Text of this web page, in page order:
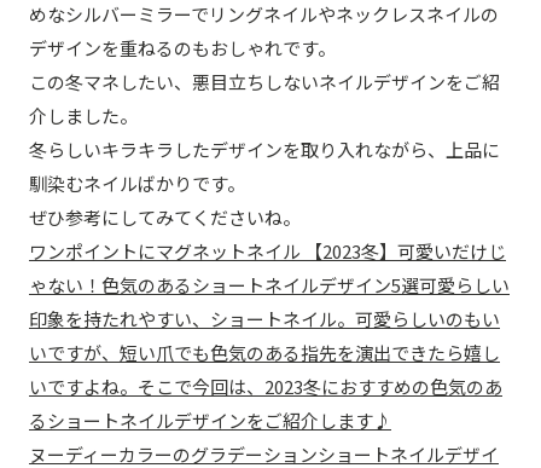
めなシルバーミラーでリングネイルやネックレスネイルの
デザインを重ねるのもおしゃれです。
この冬マネしたい、悪目立ちしないネイルデザインをご紹
介しました。
冬らしいキラキラしたデザインを取り入れながら、上品に
馴染むネイルばかりです。
ぜひ参考にしてみてくださいね。
ワンポイントにマグネットネイル 【2023冬】可愛いだけじ
ゃない！色気のあるショートネイルデザイン5選可愛らしい
印象を持たれやすい、ショートネイル。可愛らしいのもい
いですが、短い爪でも色気のある指先を演出できたら嬉し
いですよね。そこで今回は、2023冬におすすめの色気のあ
るショートネイルデザインをご紹介します♪
ヌーディーカラーのグラデーションショートネイルデザイ